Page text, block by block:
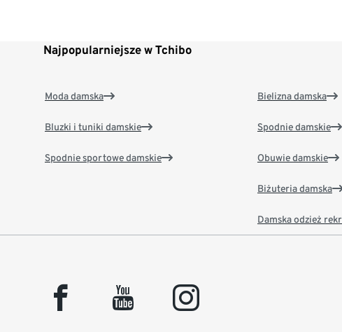
Najpopularniejsze w Tchibo
Moda damska
Bluzki i tuniki damskie
Spodnie sportowe damskie
Bielizna damska
Spodnie damskie
Obuwie damskie
Biżuteria damska
Damska odzież
facebook youtube instagram